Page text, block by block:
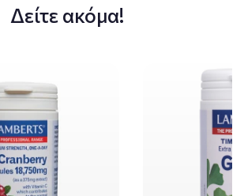
Δείτε ακόμα!